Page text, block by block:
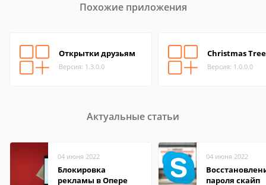
Похожие приложения
Открытки друзьям
Версия: 1.3.0.0
Christmas
Версия: 1.0.0.0
Актуальные статьи
04 июня 2022
Блокировка
рекламы в Опере
04 июня 2022
пароля скайп